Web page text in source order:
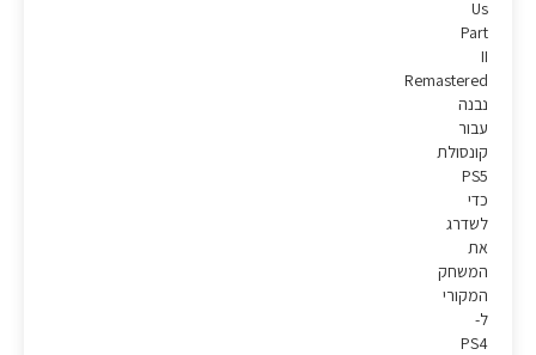
Us
Part
II
Remastered
נבנה
עבור
קונסולת
PS5
כדי
לשדרג
את
המשחק
המקורי
ל-
PS4